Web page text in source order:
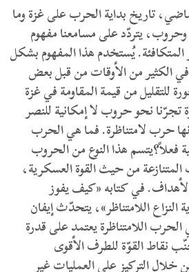
تاريخ بداية الحرب على غزة وما
يتردّد على مسامعنا مفهوم
المتكافئة. يُستخدم هذا المفهوم بشكل
الكثير من الأوقات من قبل بعض
للتقليل من قيمة المقاومة في غزة
تجرّنا نحو حروب لا إمكانية للنصر
حرب لامتناظرة. فما هي الحرب
فعلاً؟يتسم هذا النوع من الحروب
المتنازعة من حيث القوة العسكرية،
في كتابه «كيف يفوز
اللامتناظر»، يتحدّث إيفان
اللامتناظرة يعتمد على قدرة
نقاط القوّة للطرف الأقوى
التركيز على العمليات غير